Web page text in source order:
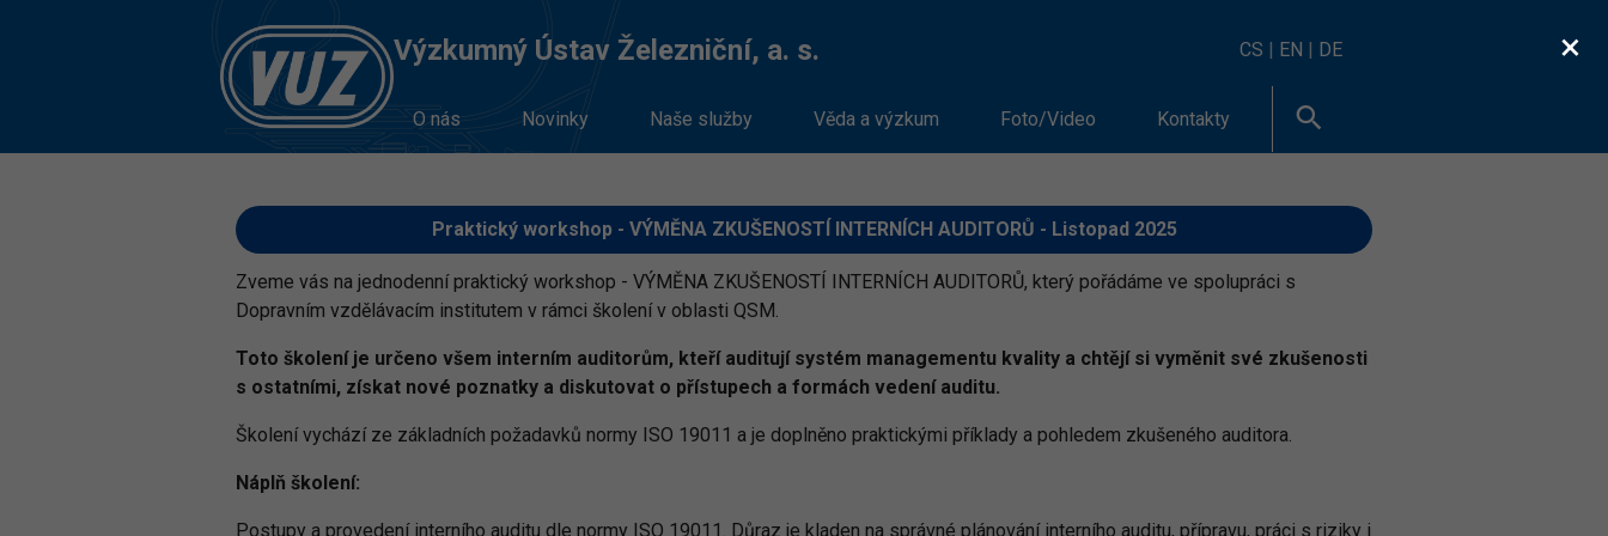
Výzkumný Ústav Železniční, a. s. CS | EN | DE
O nás Novinky Naše služby Věda a výzkum Foto/Video Kontakty
Praktický workshop - VÝMĚNA ZKUŠENOSTÍ INTERNÍCH AUDITORŮ - Listopad 2025
Zveme vás na jednodenní praktický workshop - VÝMĚNA ZKUŠENOSTÍ INTERNÍCH AUDITORŮ, který pořádáme ve spolupráci s
Dopravním vzdělávacím institutem v rámci školení v oblasti QSM.
Toto školení je určeno všem interním auditorům, kteří auditují systém managementu kvality a chtějí si vyměnit své zkušenosti
s ostatními, získat nové poznatky a diskutovat o přístupech a formách vedení auditu.
Školení vychází ze základních požadavků normy ISO 19011 a je doplněno praktickými příklady a pohledem zkušeného auditora.
Náplň školení:
Postupy a provedení interního auditu dle normy ISO 19011. Důraz je kladen na správné plánování interního auditu, přípravu, práci s riziky i
×